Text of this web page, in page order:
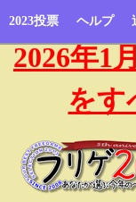
2023投票 ヘルプ
2026年1
をす